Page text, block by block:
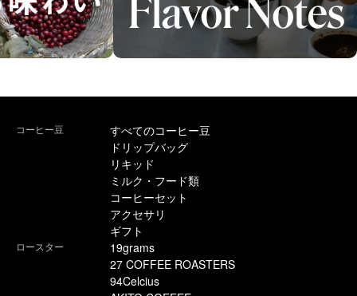
コーヒー豆
すべてのコーヒー豆
ドリップバッグ
リキッド
ミルク・フード類
コーヒーセット
アクセサリ
ギフト
ロースター
19grams
27 COFFEE ROASTERS
94Celcius